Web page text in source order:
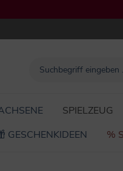
SPIELZEUG
GESCHENKIDEEN %